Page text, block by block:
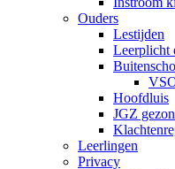
Ouders
Lestijden
Leerplicht
Hoofdluis
JGZ
Leerlingen
Privacy